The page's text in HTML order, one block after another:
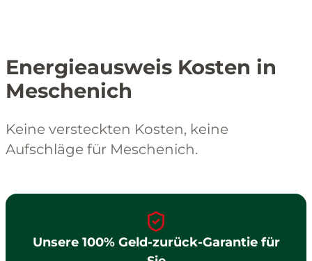
Energieausweis Kosten in
Meschenich
Keine versteckten Kosten, keine
Aufschläge für Meschenich.
Unsere 100% Geld-zurück-Garantie für